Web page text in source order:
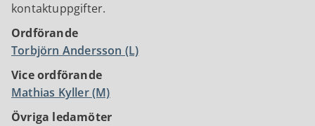
kontaktuppgifter.
Ordförande
Torbjörn Andersson (L)
Viceordförande
Mathias Kyller (M)
Övriga ledamöter